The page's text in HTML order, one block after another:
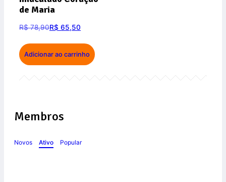
de Maria
R$78,90R$ 65,50
Adicionar ao carrinho
Membros
Novos Ativo Popular